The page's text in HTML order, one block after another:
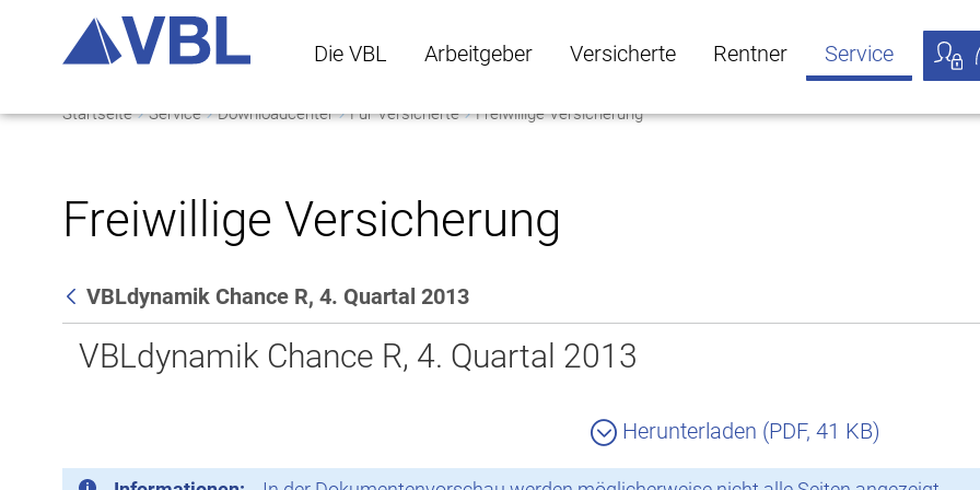
Die VBL
Die VBL Untermenü öffnen
Arbeitgeber
Arbeitgeber Untermenü öffnen
Versicherte
Versicherte Untermenü öffnen
Rentner Service
Startseite Service Downloadcenter Für Versicherte Freiwillige Versicherung
Freiwillige Versicherung
Zurück
VBLdynamik Chance R, 4. Quartal 2013
VBLdynamik Chance R, 4. Quartal 2013
Herunterladen (PDF, 41 KB)